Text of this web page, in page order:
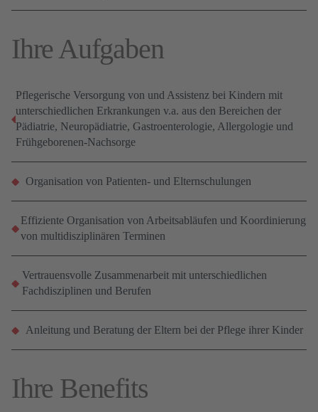
Ihre Aufgaben
Pflegerische Versorgung von und Assistenz bei Kindern mit
unterschiedlichen Erkrankungen v.a. aus den Bereichen der
Pädiatrie, Neuropädiatrie, Gastroenterologie, Allergologie und
Frühgeborenen-Nachsorge
Organisation von Patienten- und Elternschulungen
Effiziente Organisation von Arbeitsabläufen und Koordinierung
von multidisziplinären Terminen
Vertrauensvolle Zusammenarbeit mit unterschiedlichen
Fachdisziplinen und Berufen
Anleitung und Beratung der Eltern bei der Pflege ihrer Kinder
Ihre Benefits